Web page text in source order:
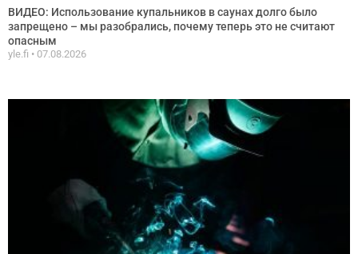
ВИДЕО: Использование купальников в саунах долго было
запрещено – мы разобрались, почему теперь это не считают
опасным
yle.fi 07.08.2026